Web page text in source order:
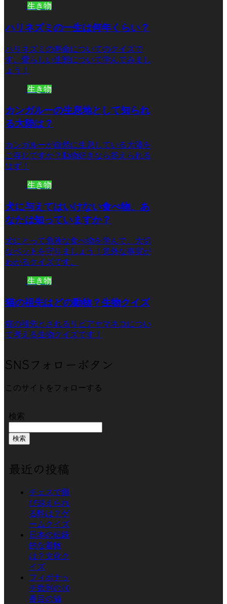
生き物
ハリネズミの一生は何年くらい？
ハリネズミの寿命についてのクイズで
す。愛らしい生態について学んでみまし
ょう！
生き物
カンガルーの生息地として知られ
る大陸は？
カンガルーが自然に生息している大陸を
ご存じですか？動物好きなら答えられる
はず！
生き物
犬に与えてはいけない食べ物、あ
なたは知っていますか？
犬にとって危険な食べ物を学んで、大切
なペットを守りましょう！意外な事実が
わかるクイズです。
生き物
猫の祖先はどの動物？生物クイズ
猫の祖先とされるリビアヤマネコについ
て考える生物クイズです！
SNSフォローボタン
このサイトをフォローする
検索
検索
最近の投稿
チェスで飛
び越えられ
る駒は？ゲ
ームクイズ
日本の伝統
的な着物
は？文化ク
イズ
フィボナッ
チ数列の10
番目の値